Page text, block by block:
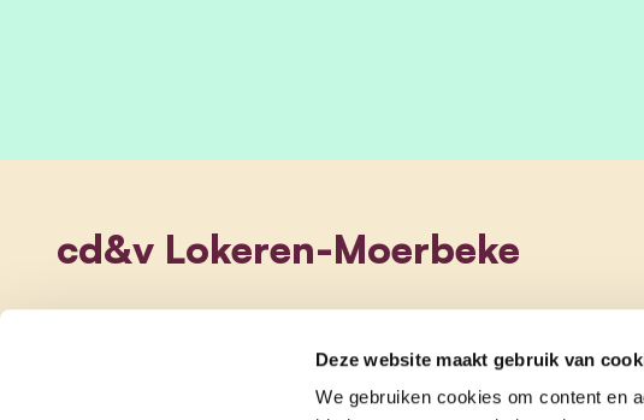
Deze website maakt gebruik van
We gebruiken cookies om content en
cd&v Lokeren-Moerbeke